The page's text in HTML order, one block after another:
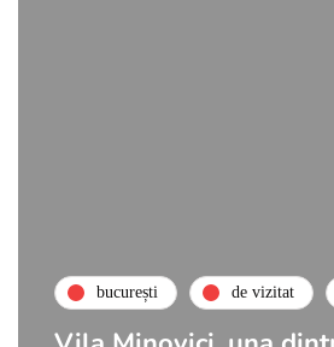
bucurești de vizitat